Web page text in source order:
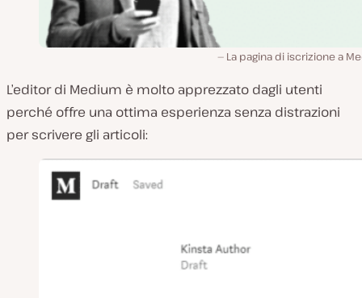
La pagina di iscrizione a
L’editor di Medium è molto apprezzato dagli utenti
perché offre una ottima esperienza senza distrazioni
per scrivere gli articoli: